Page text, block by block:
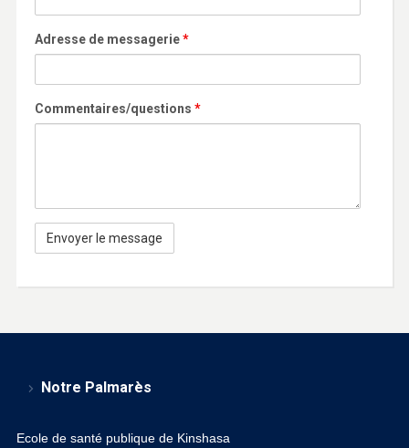
Adresse de messagerie*
Commentaires/questions *
Notre Palmarès
Ecole de santé publique de Kinshasa